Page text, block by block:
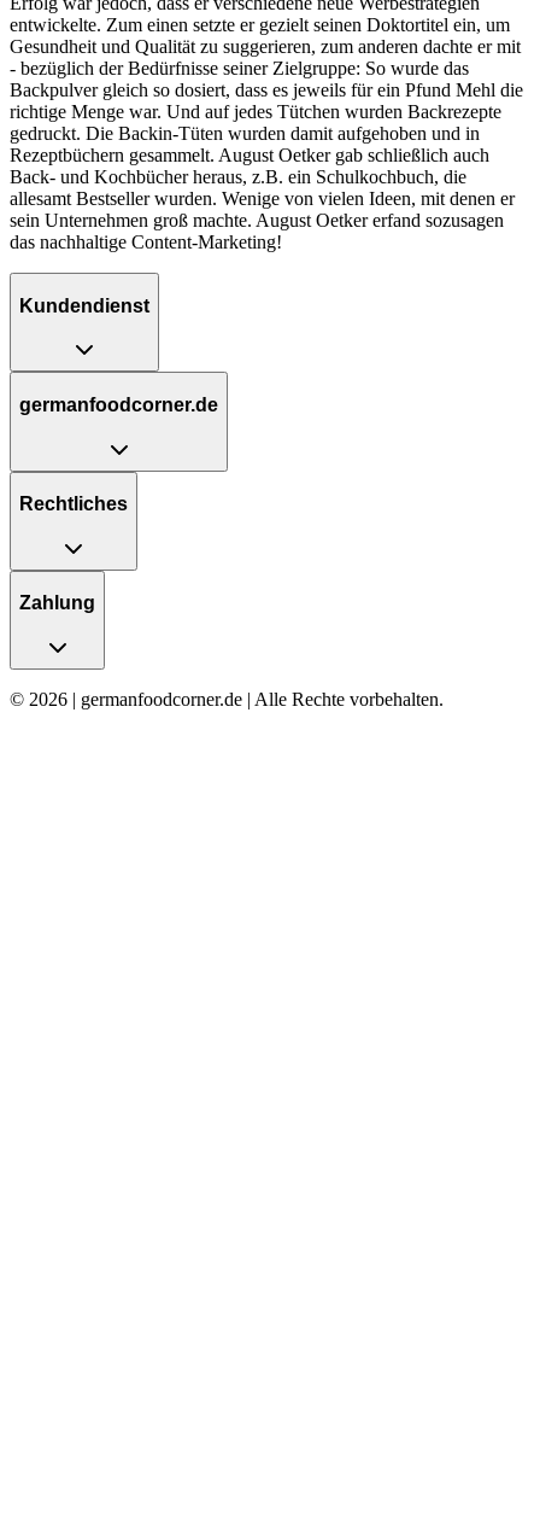
entwickelte. Zum einen setzte er gezielt seinen Doktortitel ein, um
Gesundheit und Qualität zu suggerieren, zum anderen dachte er mit
- bezüglich der Bedürfnisse seiner Zielgruppe: So wurde das
Backpulver gleich so dosiert, dass es jeweils für ein Pfund Mehl die
richtige Menge war. Und auf jedes Tütchen wurden Backrezepte
gedruckt. Die Backin-Tüten wurden damit aufgehoben und in
Rezeptbüchern gesammelt. August Oetker gab schließlich auch
Back- und Kochbücher heraus, z.B. ein Schulkochbuch, die
allesamt Bestseller wurden. Wenige von vielen Ideen, mit denen er
sein Unternehmen groß machte. August Oetker erfand sozusagen
das nachhaltige Content-Marketing!
Kundendienst
germanfoodcorner.de
Rechtliches
Zahlung
© 2026 | germanfoodcorner.de | Alle Rechte vorbehalten.